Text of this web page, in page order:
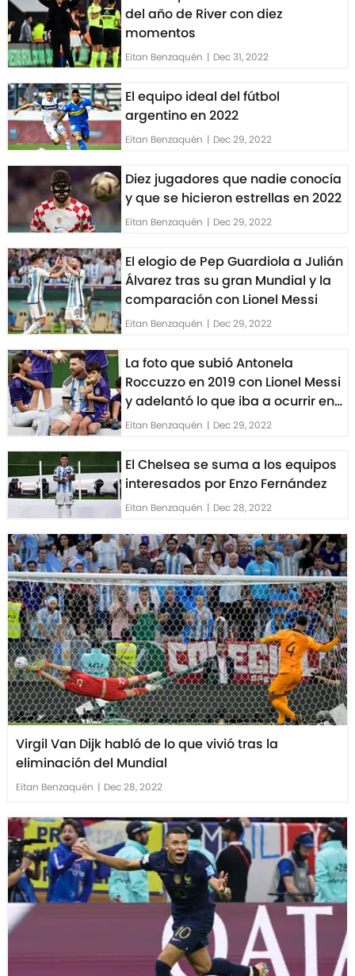
del año de River con diez
momentos
Eitan Benzaquén | Dec 31, 2022
El equipo ideal del fútbol
argentino en 2022
Eitan Benzaquén | Dec 29, 2022
Diez jugadores que nadie conocía
y que se hicieron estrellas en 2022
Eitan Benzaquén | Dec 29, 2022
El elogio de Pep Guardiola a Julián
Álvarez tras su gran Mundial y la
comparación con Lionel Messi
Eitan Benzaquén | Dec 29, 2022
La foto que subió Antonela
Roccuzzo en 2019 con Lionel Messi
y adelantó lo que iba a ocurrir en
el Mundial
Eitan Benzaquén | Dec 29, 2022
El Chelsea se suma a los equipos
interesados por Enzo Fernández
Eitan Benzaquén | Dec 28, 2022
Virgil Van Dijk habló de lo que vivió tras la
eliminación del Mundial
Eitan Benzaquén | Dec 28, 2022